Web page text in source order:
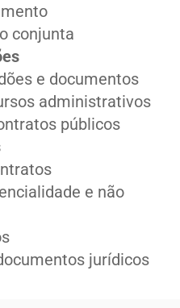
conjunta
e documentos
administrativos
públicos
e não
jurídicos